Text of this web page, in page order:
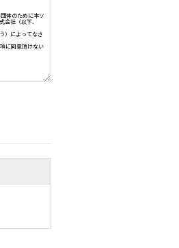
なくとも一つを備えた機器（以下、「本製品」という
。（本条項の目的上、欧州経済地域は「国」として扱